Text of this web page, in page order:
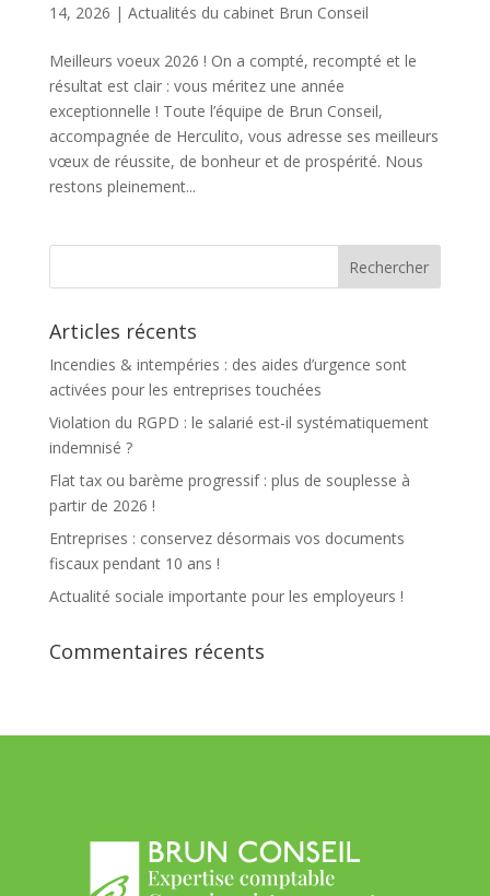
14, 2026 | Actualités du cabinet Brun Conseil
Meilleurs voeux 2026 ! On a compté, recompté et le
résultat est clair : vous méritez une année
exceptionnelle ! Toute l’équipe de Brun Conseil,
accompagnée de Herculito, vous adresse ses meilleurs
vœux de réussite, de bonheur et de prospérité. Nous
restons pleinement...
Articles récents
Incendies & intempéries : des aides d’urgence sont
activées pour les entreprises touchées
Violation du RGPD : le salarié est-il systématiquement
indemnisé ?
Flat tax ou barème progressif : plus de souplesse à
partir de 2026 !
Entreprises : conservez désormais vos documents
fiscaux pendant 10 ans !
Actualité sociale importante pour les employeurs !
Commentaires récents